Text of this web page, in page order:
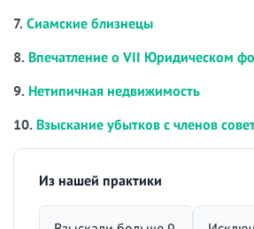
7. Сиамские близнецы
8. Впечатление о VII Юридическом
9. Нетипичная недвижимость
10. Взыскание убытков с членов
Из нашей практики